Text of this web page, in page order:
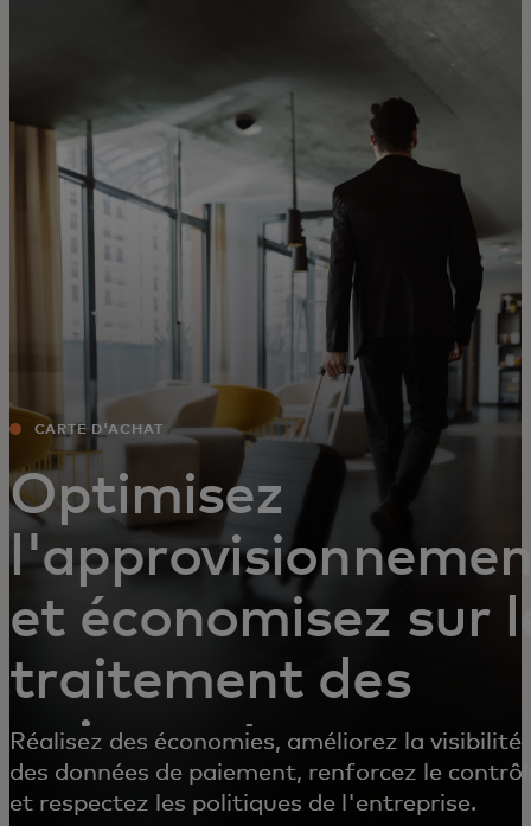
Pour les entreprises
Pour le monde
Pour les innovateurs
Actualités et tendances
CARTE D'ACHAT
Optimisez
et économisez sur
traitement des
paiements
Réalisez des économies, améliorez la visibilité
des données de paiement, renforcez le
et respectez les politiques de l'entreprise.